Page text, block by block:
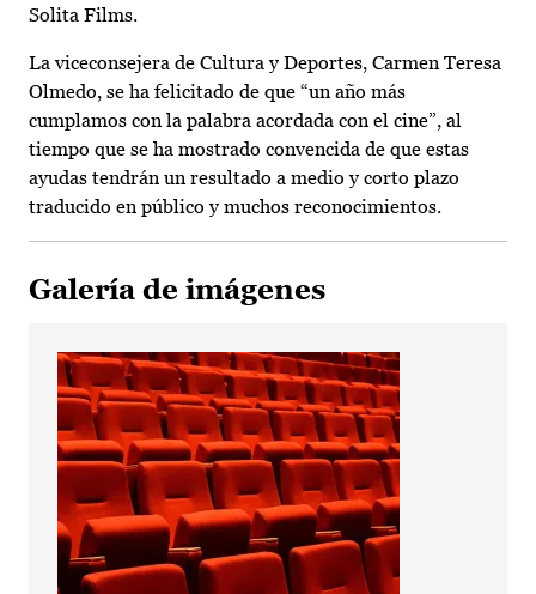
Solita Films.
La viceconsejera de Cultura y Deportes, Carmen Teresa
Olmedo, se ha felicitado de que “un año más
cumplamos con la palabra acordada con el cine”, al
tiempo que se ha mostrado convencida de que estas
ayudas tendrán un resultado a medio y corto plazo
traducido en público y muchos reconocimientos.
Galería de imágenes